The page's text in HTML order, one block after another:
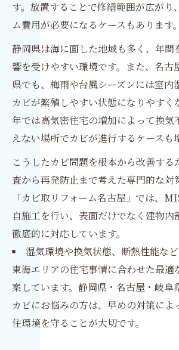
す。放置することで修繕範囲が広がり
ム費用が必要になるケースもあります。
静岡県は海に面した地域も多く、年間
響を受けやすい環境です。また、名古
県でも、梅雨や台風シーズンには室内
カビが繁殖しやすい状態になりやすく
年では高気密住宅の増加によって換気
えない場所でカビが進行するケースも
こうしたカビ問題を根本から改善する
査から再発防止まで考えた専門的な対
「カビ取リフォーム名古屋」では、
自施工を行い、表面だけでなく建物内
徹底的に対応しています。
湿気環境や換気状態、断熱性能など
東海エリアの住宅事情に合わせた最適
案しています。静岡県・名古屋・岐阜
カビにお悩みの方は、早めの対策によ
住環境を守ることが大切です。